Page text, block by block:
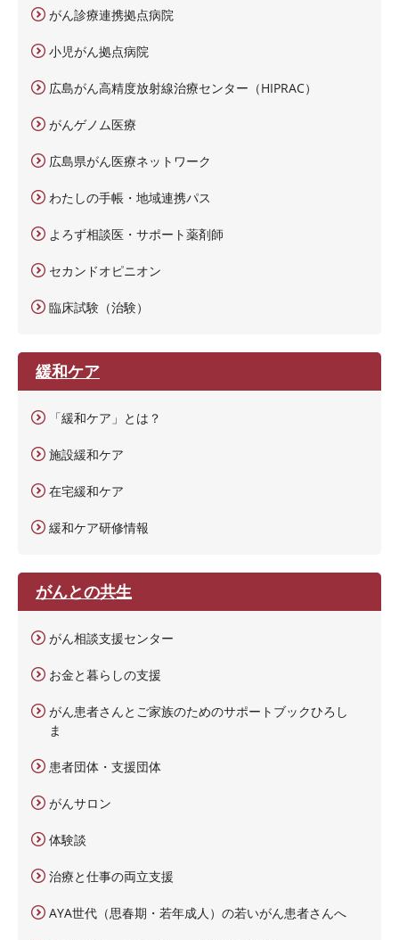
がん診療連携拠点病院
小児がん拠点病院
広島がん高精度放射線治療センター（HIPRAC）
がんゲノム医療
広島県がん医療ネットワーク
わたしの手帳・地域連携パス
よろず相談医・サポート薬剤師
セカンドオピニオン
臨床試験（治験）
緩和ケア
「緩和ケア」とは？
施設緩和ケア
在宅緩和ケア
緩和ケア研修情報
がんとの共生
がん相談支援センター
お金と暮らしの支援
がん患者さんとご家族のためのサポートブックひろし
ま
患者団体・支援団体
がんサロン
体験談
治療と仕事の両立支援
AYA世代（思春期・若年成人）の若いがん患者さんへ